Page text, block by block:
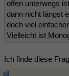
offen unterwegs
dann nicht längst
doch viel
Vielleicht ist
Ich finde diese